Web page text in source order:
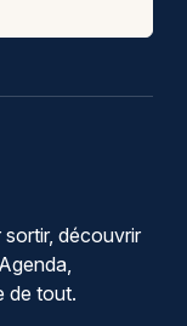
découvrir
de tout.